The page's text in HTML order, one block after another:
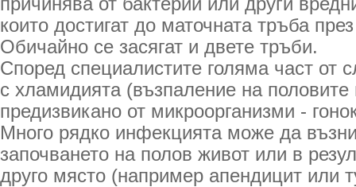
които достигат до маточната тръба
Обичайно се засягат и двете тръби.
Според специалистите голяма част от
с хламидията (възпаление на
предизвикано от микроорганизми -
Много рядко инфекцията може да
започването на полов живот или в
друго място (например апендицит или